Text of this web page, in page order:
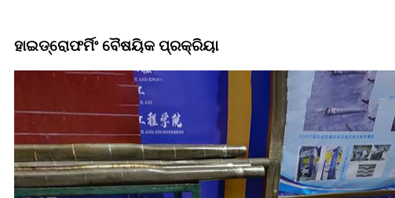
ହାଇଡ୍ରୋଫର୍ମିଂ ବୈଷୟିକ ପ୍ରକ୍ରିୟା